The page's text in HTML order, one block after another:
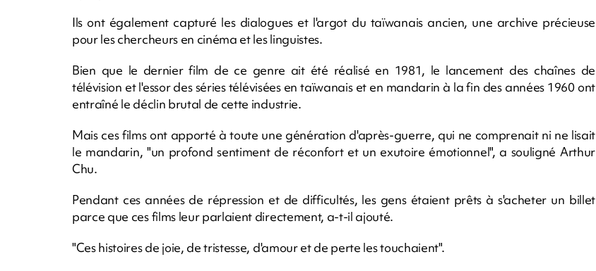
Ils ont également capturé les dialogues et l'argot du taïwanais ancien, une archive précieuse
pour les chercheurs en cinéma et les linguistes.
Bien que le dernier film de ce genre ait été réalisé en 1981, le lancement des chaînes de
télévision et l'essor des séries télévisées en taïwanais et en mandarin à la fin des années 1960 ont
entraîné le déclin brutal de cette industrie.
Mais ces films ont apporté à toute une génération d'après-guerre, qui ne comprenait ni ne lisait
le mandarin, "un profond sentiment de réconfort et un exutoire émotionnel", a souligné Arthur
Chu.
Pendant ces années de répression et de difficultés, les gens étaient prêts à s'acheter un billet
parce que ces films leur parlaient directement, a-t-il ajouté.
"Ces histoires de joie, de tristesse, d'amour et de perte les touchaient".